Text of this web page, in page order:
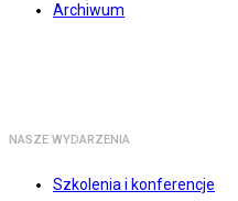
Archiwum
NASZE WYDARZENIA
Szkolenia i konferencje